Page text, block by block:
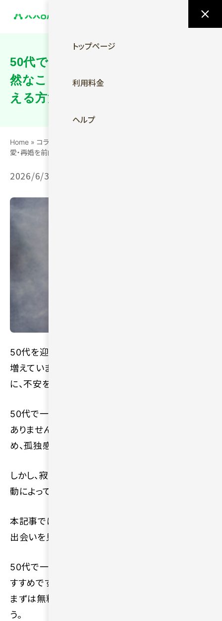
トップページ
利用料金
ヘルプ
50代で一人が寂しいと感じるのは自
然なこと｜恋愛・再婚を前向きに考
える方法を解説
Home » コラム
愛・再婚を前向きに考える方法を解説
2026/6/30
50代を迎えて、一人の時間が寂しいと感じる方が
増えています。今後の長い人生を一人で過ごす状況
に、不安を抱く場面は多いです。
50代で一人が寂しいと感じる現象は、決して珍しく
ありません。子育てや仕事に区切りがつく時期のた
め、孤独感を抱きやすくなります。
しかし、寂しさの原因を理解したうえで前向きな行
動によって、人生をより充実させられます。
本記事では、50代の孤独を解消する方法や新しい
出会いを見つけるコツを分かりやすく解説します。
50代で一人が寂しいと感じるなら「ハハロル」がお
すすめです。相性の良いパートナーを探すために、
まずは無料登録はこちらから一歩を踏み出しましょ
う。